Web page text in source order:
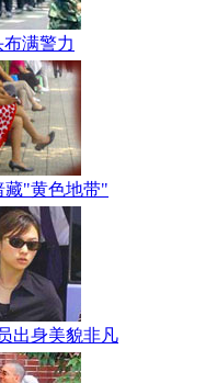
满警力
藏"黄色地带"
出身美貌非凡